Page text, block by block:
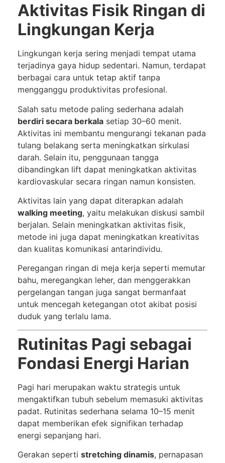
Aktivitas Fisik Ringan di
Lingkungan Kerja
Lingkungan kerja sering menjadi tempat utama
terjadinya gaya hidup sedentari. Namun, terdapat
berbagai cara untuk tetap aktif tanpa
mengganggu produktivitas profesional.
Salah satu metode paling sederhana adalah
berdiri secara berkala setiap 30–60 menit.
Aktivitas ini membantu mengurangi tekanan pada
tulang belakang serta meningkatkan sirkulasi
darah. Selain itu, penggunaan tangga
dibandingkan lift dapat meningkatkan aktivitas
kardiovaskular secara ringan namun konsisten.
Aktivitas lain yang dapat diterapkan adalah
walking meeting, yaitu melakukan diskusi sambil
berjalan. Selain meningkatkan aktivitas fisik,
metode ini juga dapat meningkatkan kreativitas
dan kualitas komunikasi antarindividu.
Peregangan ringan di meja kerja seperti memutar
bahu, meregangkan leher, dan menggerakkan
pergelangan tangan juga sangat bermanfaat
untuk mencegah ketegangan otot akibat posisi
duduk yang terlalu lama.
Rutinitas Pagi sebagai
Fondasi Energi Harian
Pagi hari merupakan waktu strategis untuk
mengaktifkan tubuh sebelum memasuki aktivitas
padat. Rutinitas sederhana selama 10–15 menit
dapat memberikan efek signifikan terhadap
energi sepanjang hari.
Gerakan seperti stretching dinamis, pernapasan